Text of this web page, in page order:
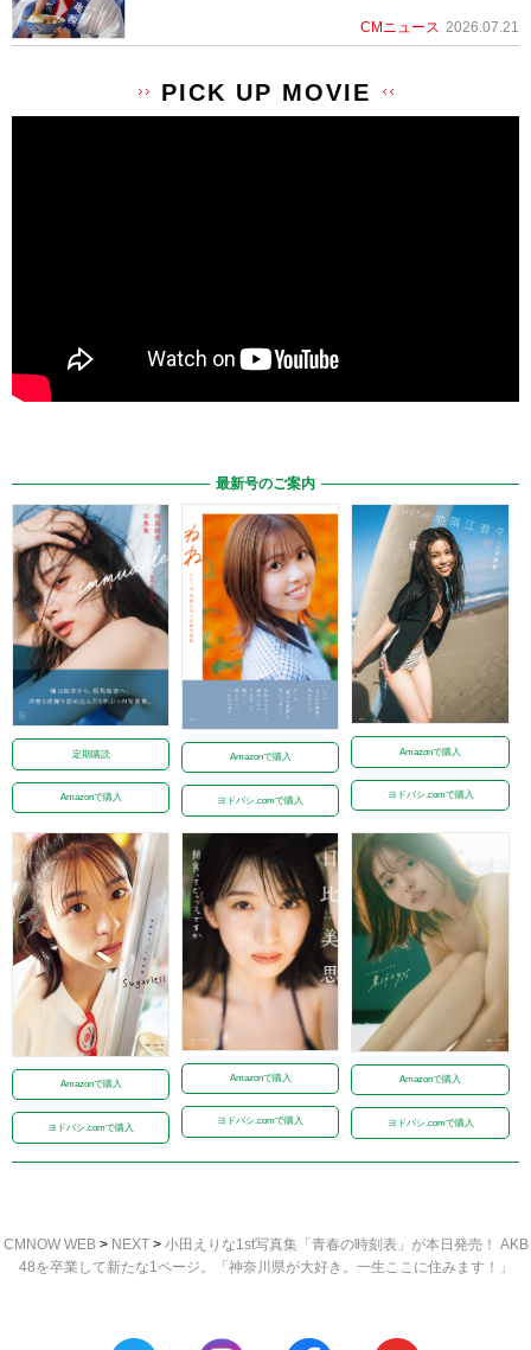
CMニュース 2026.07.21
PICK UP MOVIE
最新号のご案内
定期購読
Amazonで購入
Amazonで購入
ヨドバシ.comで購入
Amazonで購入
ヨドバシ.comで購入
Amazonで購入
ヨドバシ.comで購入
Amazonで購入
ヨドバシ.comで購入
Amazonで購入
ヨドバシ.comで購入
CMNOW WEB> NEXT> 小田えりな1st写真集「青春の時刻表」が本日発売！ AKB
48を卒業して新たな1ページ。「神奈川県が大好き。一生ここに住みます！」